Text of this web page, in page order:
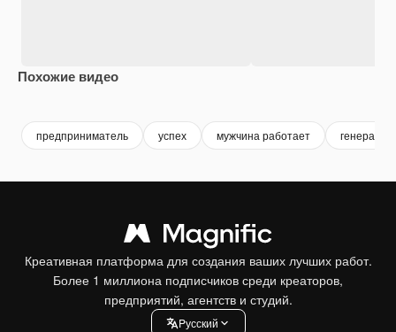
Похожие видео
предприниматель успех мужчина работает
Креативная платформа для создания ваших лучших работ.
Более 1 миллиона подписчиков среди креаторов,
предприятий, агентств и студий.
Pусский